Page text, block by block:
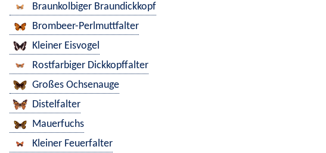
Braunkolbiger Braundickkopf
Brombeer-Perlmuttfalter
Kleiner Eisvogel
Rostfarbiger Dickkopffalter
Großes Ochsenauge
Distelfalter
Mauerfuchs
Kleiner Feuerfalter